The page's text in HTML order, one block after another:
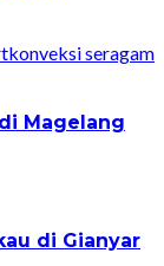
konveksi seragam
Magelang
di Gianyar